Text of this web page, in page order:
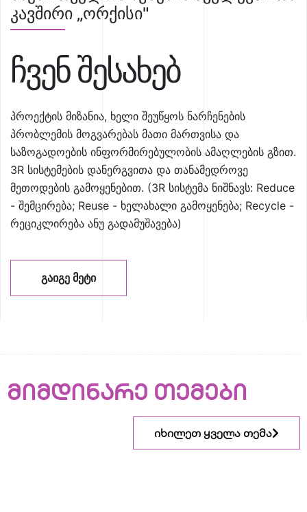
კავშირი „ორქისი"
ჩვენ შესახებ
პროექტის მიზანია, ხელი შეუწყოს ნარჩენების
პრობლემის მოგვარებას მათი მართვისა და
საზოგადოების ინფორმირებულობის ამაღლების გზით.
3R სისტემების დანერგვითა და თანამედროვე
მეთოდების გამოყენებით. (3R სისტემა ნიშნავს: Reduce
- შემცირება; Reuse - ხელახალი გამოყენება; Recycle -
რეციკლირება ანუ გადამუშავება)
ᲒᲐᲘᲒᲔ ᲛᲔᲢᲘ
მიმდინარე თემები
იხილეთ ყველა თემა